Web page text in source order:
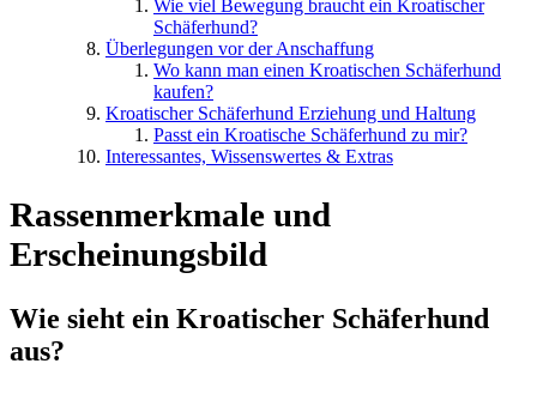
Wie viel Bewegung braucht ein Kroatischer
Schäferhund?
Überlegungen vor der Anschaffung
Wo kann man einen Kroatischen Schäferhund
kaufen?
Kroatischer Schäferhund Erziehung und Haltung
Passt ein Kroatische Schäferhund zu mir?
Interessantes, Wissenswertes & Extras
Rassenmerkmale und
Erscheinungsbild
Wie sieht ein Kroatischer Schäferhund
aus?